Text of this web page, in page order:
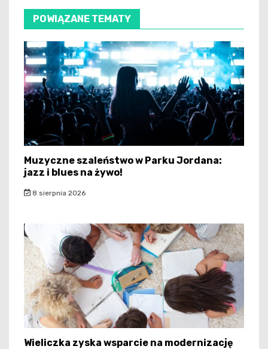
POWIĄZANE TEMATY
Muzyczne szaleństwo w Parku Jordana:
jazz i blues na żywo!
8 sierpnia 2026
Wieliczka zyska wsparcie na modernizację